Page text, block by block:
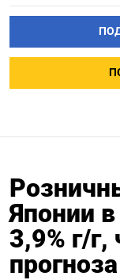
Японии
3,9% г/
прогноза